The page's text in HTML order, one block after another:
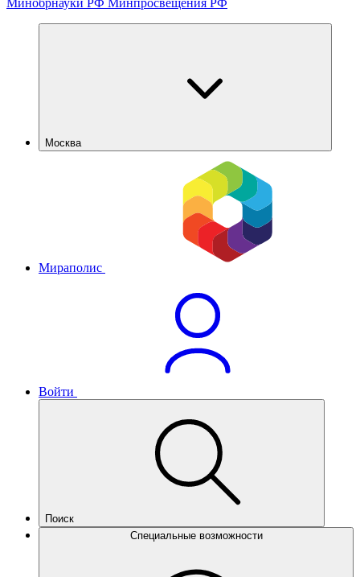
Минобрнауки РФ Минпросвещения РФ
Москва
Мираполис
Войти
Поиск
Специальные возможности